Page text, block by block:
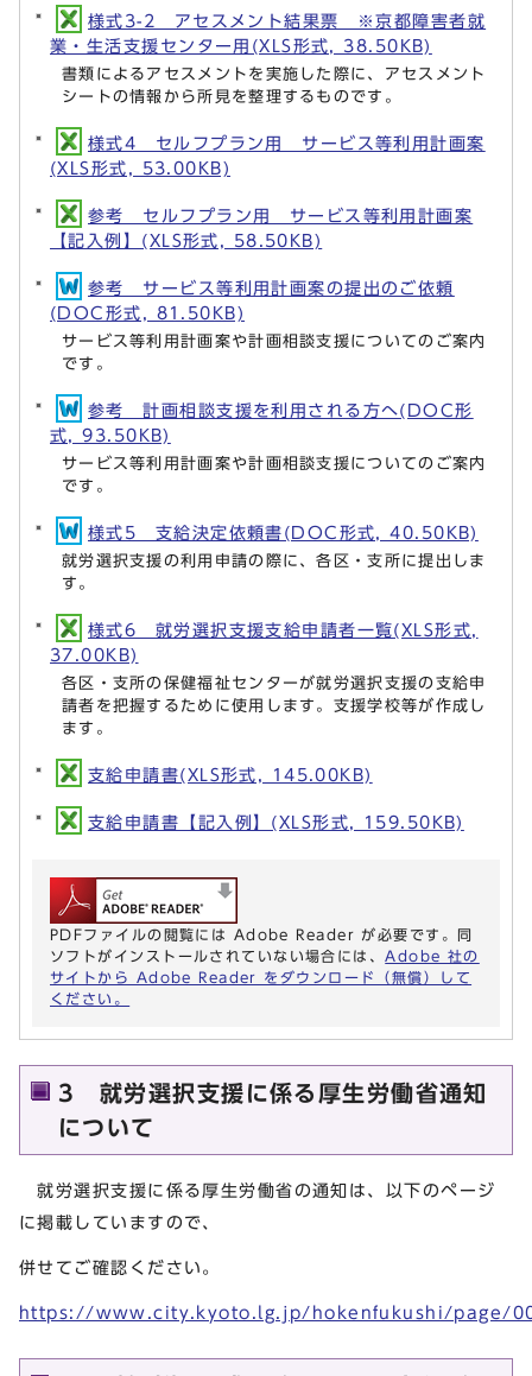
様式3-2 アセスメント結果票 ※京都障害者就
業・生活支援センター用(XLS形式, 38.50KB)
書類によるアセスメントを実施した際に、アセスメント
シートの情報から所見を整理するものです。
様式4 セルフプラン用 サービス等利用計画案
(XLS形式, 53.00KB)
参考 セルフプラン用 サービス等利用計画案
【記入例】(XLS形式, 58.50KB)
参考 サービス等利用計画案の提出のご依頼
(DOC形式, 81.50KB)
サービス等利用計画案や計画相談支援についてのご案内
です。
参考 計画相談支援を利用される方へ(DOC形
式, 93.50KB)
サービス等利用計画案や計画相談支援についてのご案内
です。
様式5 支給決定依頼書(DOC形式, 40.50KB)
就労選択支援の利用申請の際に、各区・支所に提出しま
す。
様式6 就労選択支援支給申請者一覧(XLS形式,
37.00KB)
各区・支所の保健福祉センターが就労選択支援の支給申
請者を把握するために使用します。支援学校等が作成し
ます。
支給申請書(XLS形式, 145.00KB)
支給申請書【記入例】(XLS形式, 159.50KB)
PDFファイルの閲覧には Adobe Reader が必要です。同
ソフトがインストールされていない場合には、 Adobe 社の
サイトから Adobe Reader をダウンロード（無償）して
ください。
3 就労選択支援に係る厚生労働省通知
について
就労選択支援に係る厚生労働省の通知は、以下のページ
に掲載していますので、
併せてご確認ください。
https://www.city.kyoto.lg.jp/hokenfukushi/page/